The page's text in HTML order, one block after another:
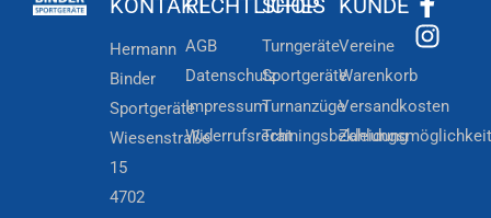
KONTAKT
Hermann
Binder
Sportgeräte
Wiesenstraße
15
4702
RECHTLICHES
AGB
Datenschutz
Impressum
Widerrufsrecht
SHOP
Turngeräte
Sportgeräte
Turnanzüge
Trainingsbekleidung
KUNDE
Vereine
Warenkorb
Versandkosten